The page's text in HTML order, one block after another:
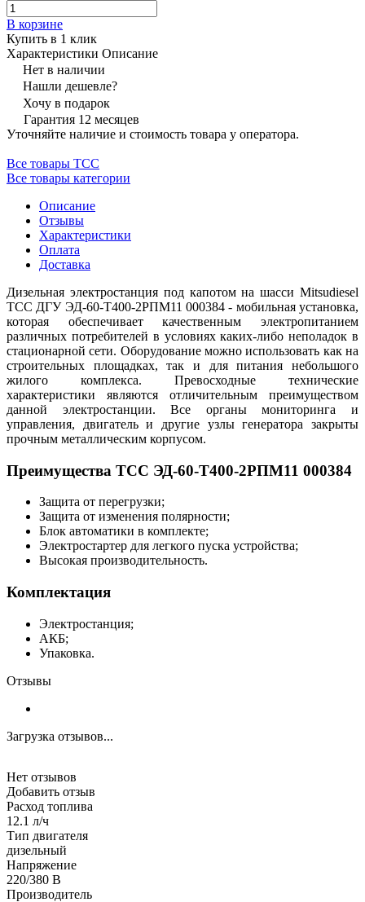
В корзине
Купить в 1 клик
Характеристики Описание
Нет в наличии
Нашли дешевле?
Хочу в подарок
Гарантия 12 месяцев
Уточняйте наличие и стоимость товара у оператора.
Все товары ТСС
Все товары категории
Описание
Отзывы
Характеристики
Оплата
Доставка
Дизельная электростанция под капотом на шасси Mitsudiesel
ТСС ДГУ ЭД-60-Т400-2РПМ11 000384 - мобильная установка,
которая обеспечивает качественным электропитанием
различных потребителей в условиях каких-либо неполадок в
стационарной сети. Оборудование можно использовать как на
строительных площадках, так и для питания небольшого
жилого комплекса. Превосходные технические
характеристики являются отличительным преимуществом
данной электростанции. Все органы мониторинга и
управления, двигатель и другие узлы генератора закрыты
прочным металлическим корпусом.
Преимущества ТСС ЭД-60-Т400-2РПМ11 000384
Защита от перегрузки;
Защита от изменения полярности;
Блок автоматики в комплекте;
Электростартер для легкого пуска устройства;
Высокая производительность.
Комплектация
Электростанция;
АКБ;
Упаковка.
Отзывы
Загрузка отзывов...
Нет отзывов
Добавить отзыв
Расход топлива
12.1 л/ч
Тип двигателя
дизельный
Напряжение
220/380 В
Производитель